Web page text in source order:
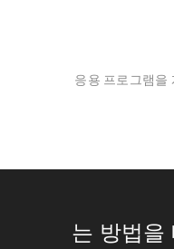
응용 프로그램을
는 방법을